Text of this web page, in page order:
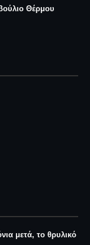
Θέρμου
μετά, το θρυλικό